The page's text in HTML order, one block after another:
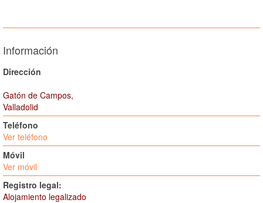
Información
Dirección
Gatón de Campos,
Valladolid
Teléfono
Ver teléfono
Móvil
Ver móvil
Registro legal:
Alojamiento legalizado